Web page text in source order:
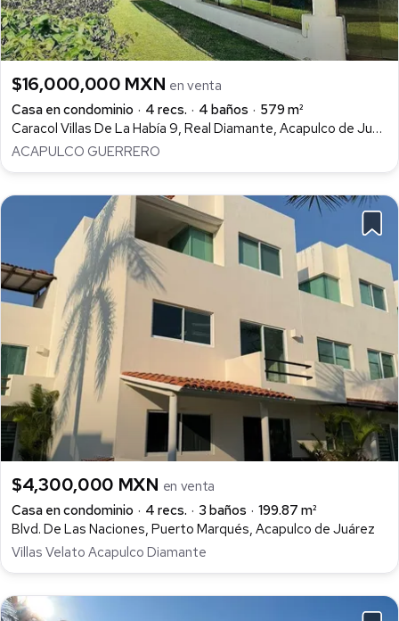
$16,000,000 MXN en venta
Casa en condominio
4 recs. 4 baños
579 m²
Caracol Villas De La Había 9, Real Diamante, Acapulco de Juárez
ACAPULCO GUERRERO
$4,300,000 MXN en venta
Casa en condominio
4 recs. 3 baños
199.87 m²
Blvd. De Las Naciones, Puerto Marqués, Acapulco de Juárez
Villas Velato Acapulco Diamante